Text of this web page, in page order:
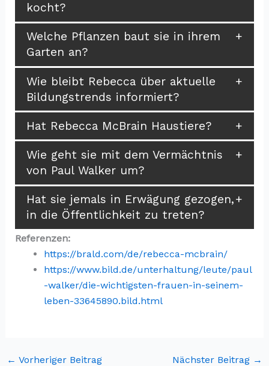
kocht?
Welche Pflanzen baut sie in ihrem
Garten an?
Wie bleibt Rebecca über aktuelle
Bildungstrends informiert?
Hat Rebecca McBrain Haustiere?
Wie geht sie mit dem Vermächtnis
von Paul Walker um?
Hat sie jemals in Erwägung gezogen,
in die Öffentlichkeit zu treten?
Referenzen:
https://brald.com/de/rebecca-mcbrain/
https://www.bild.de/unterhaltung/leute/paul
-walker/die-wichtigsten-frauen-in-seinem-
leben-33645890.bild.html
← Vorheriger Beitrag Nächster Beitrag →